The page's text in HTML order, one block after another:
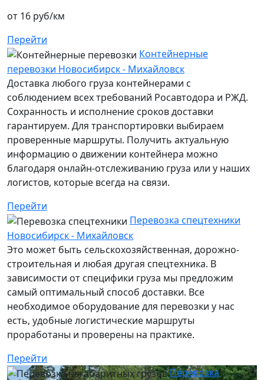
от 16 руб/км
Перейти
Контейнерные
перевозки Новосибирск - Михайловск
Доставка любого груза контейнерами с
соблюдением всех требований Росавтодора и РЖД.
Сохранность и исполнение сроков доставки
гарантируем. Для транспортировки выбираем
проверенные маршруты. Получить актуальную
информацию о движении контейнера можно
благодаря онлайн-отслеживанию груза или у наших
логистов, которые всегда на связи.
Перейти
Перевозка спецтехники
Новосибирск - Михайловск
Это может быть сельскохозяйственная, дорожно-
строительная и любая другая спецтехника. В
зависимости от специфики груза мы предложим
самый оптимальный способ доставки. Все
необходимое оборудование для перевозки у нас
есть, удобные логистические маршруты
проработаны и проверены на практике.
Перейти
Перевозка